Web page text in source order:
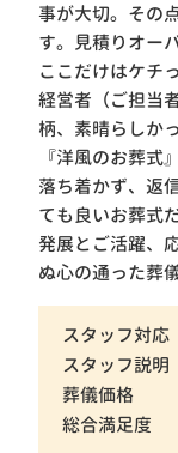
事が大切。その
す。見積りオー
ここだけはケチ
経営者（ご担当
柄、素晴らしか
『洋風のお葬
落ち着かず、返
ても良いお葬式
発展とご活躍、
ぬ心の通った葬
スタッフ対応
スタッフ説明
葬儀価格
総合満足度